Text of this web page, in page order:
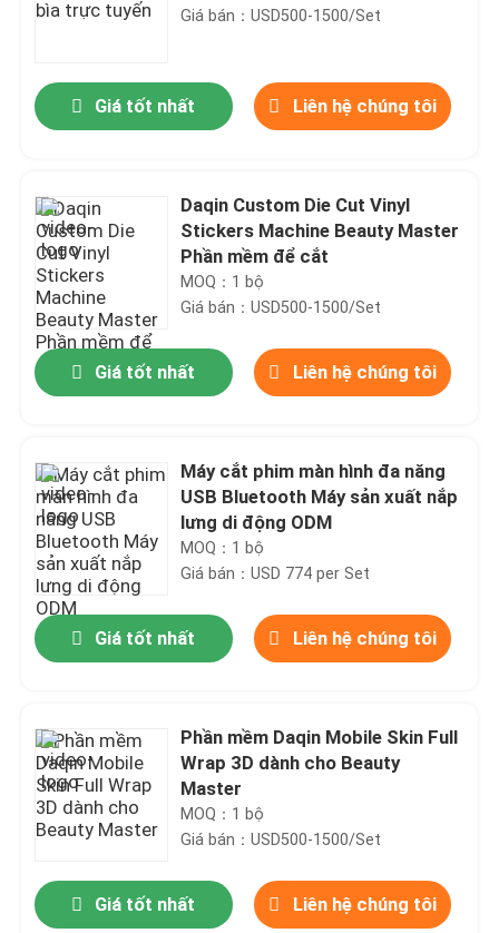
Giá bán：USD500-1500/Set
Giá tốt nhất Liên hệ chúng tôi
Daqin Custom Die Cut Vinyl
Stickers Machine Beauty Master
Phần mềm để cắt
MOQ：1 bộ
Giá bán：USD500-1500/Set
Giá tốt nhất Liên hệ chúng tôi
Máy cắt phim màn hình đa năng
USB Bluetooth Máy sản xuất nắp
lưng di động ODM
MOQ：1 bộ
Giá bán：USD 774 per Set
Giá tốt nhất Liên hệ chúng tôi
Phần mềm Daqin Mobile Skin Full
Wrap 3D dành cho Beauty
Master
MOQ：1 bộ
Giá bán：USD500-1500/Set
Giá tốt nhất Liên hệ chúng tôi